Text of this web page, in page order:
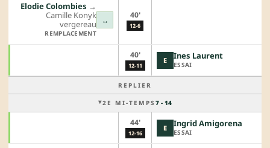
↔
Elodie Colombies →︎
Camille Konyk
vergereau
REMPLACEMENT
40'
12-6
40'
12-11
E Ines Laurent
ESSAI
REPLIER
2E MI-TEMPS 7 - 14
44'
12-16
E Ingrid Amigorena
ESSAI